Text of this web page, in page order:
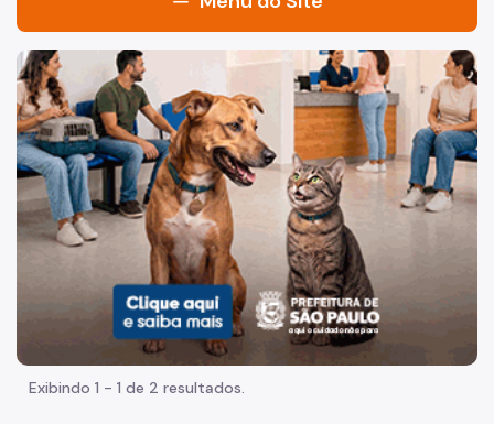
Início
Institucional
Histórico
Legislação
Redes Sociais
Relatórios Anuais
Instrutores
Imagem de um cachorro caramelo e uma gata rajada,
Exibindo 1 - 1 de 2 resultados.